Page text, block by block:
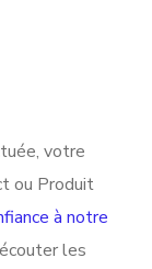
votre
ou Produit
à notre
les